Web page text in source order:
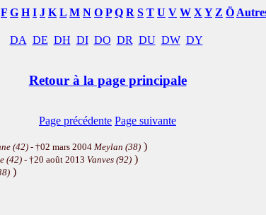
F G H I J K L M N O P Q R S T U V W X Y Z Ö
DA DE DH DI DO DR DU DW DY
Retour à la page principale
Page précédente Page suivante
(42) - †02 mars 2004 Meylan (38) )
(42) - †20 août 2013 Vanves (92) )
)